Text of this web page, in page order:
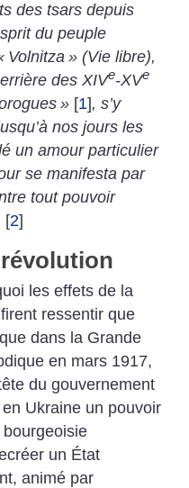
des tsars depuis
du peuple
Volnitza » (Vie libre),
des XIVe-XVe
» [1], s’y
nos jours les
un amour particulier
se manifesta par
tout pouvoir
[2]
révolution
les effets de la
ressentir que
dans la Grande
en mars 1917,
du gouvernement
Ukraine un pouvoir
un État
animé par